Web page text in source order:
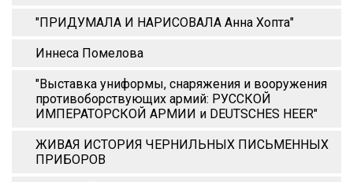
"ПРИДУМАЛА И НАРИСОВАЛА Анна Xопта"
Иннеса Помелова
"Выставка униформы, снаряжения и вооружения
противоборствующих армий: РУССКОЙ
ИМПЕРАТОРСКОЙ АРМИИ и DEUTSCHES HEER"
ЖИВАЯ ИСТОРИЯ ЧЕРНИЛЬНЫХ ПИСЬМЕННЫХ
ПРИБОРОВ